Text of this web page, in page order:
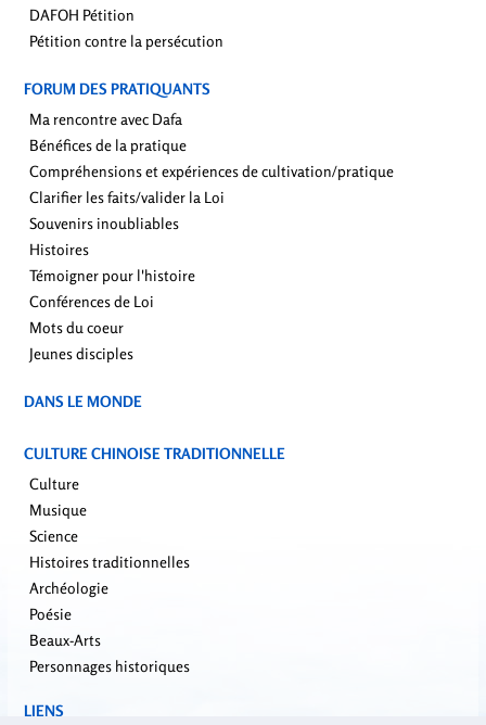
DAFOH Pétition
Pétition contre la persécution
FORUM DES PRATIQUANTS
Ma rencontre avec Dafa
Bénéfices de la pratique
Compréhensions et expériences de cultivation/pratique
Clarifier les faits/valider la Loi
Souvenirs inoubliables
Histoires
Témoigner pour l'histoire
Conférences de Loi
Mots du coeur
Jeunes disciples
DANS LE MONDE
CULTURE CHINOISE TRADITIONNELLE
Culture
Musique
Science
Histoires traditionnelles
Archéologie
Poésie
Beaux-Arts
Personnages historiques
LIENS